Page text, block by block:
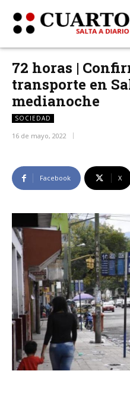
72 horas |
transporte en
medianoche
SOCIEDAD
16 de mayo, 2022
Facebook X